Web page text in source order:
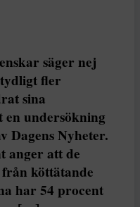
säger nej
fler
sina
en undersökning
Dagens Nyheter.
anger att de
köttätande
har 54 procent